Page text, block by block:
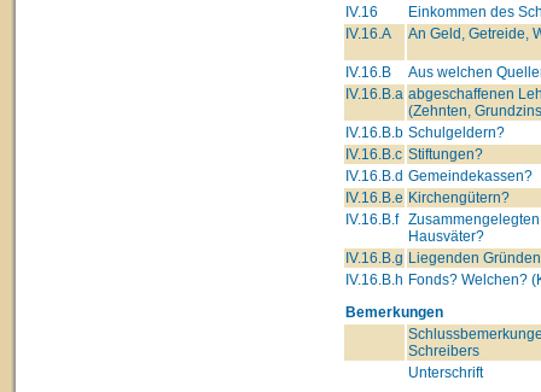
IV.16
Einkommen des
IV.16.A
An Geld, Getreide,
IV.16.B
Aus welchen
IV.16.B.a abgeschaffenen
(Zehnten,
IV.16.B.b Schulgeldern?
IV.16.B.c Stiftungen?
IV.16.B.d Gemeindekassen?
IV.16.B.e Kirchengütern?
IV.16.B.f
Hausväter?
IV.16.B.g Liegenden
IV.16.B.h Fonds? Welchen?
Bemerkungen
Schreibers
Unterschrift